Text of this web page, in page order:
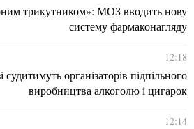
трикутником»: МОЗ вводить нову
систему фармаконагляду
12:18
організаторів підпільного
виробництва алкоголю і цигарок
12:14